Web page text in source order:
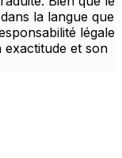
la langue que
légale
exactitude et son